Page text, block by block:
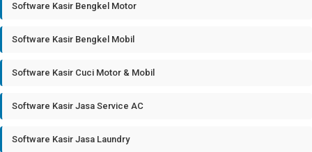
Software Kasir Bengkel Motor
Software Kasir Bengkel Mobil
Software Kasir Cuci Motor & Mobil
Software Kasir Jasa Service AC
Software Kasir Jasa Laundry